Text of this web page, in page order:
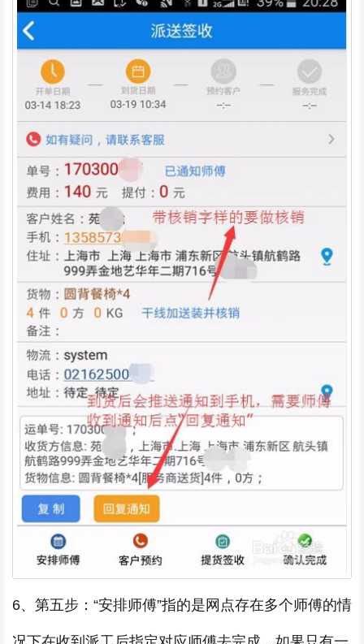
6、第五步：“安排师傅”指的是网点存在多个师傅的情